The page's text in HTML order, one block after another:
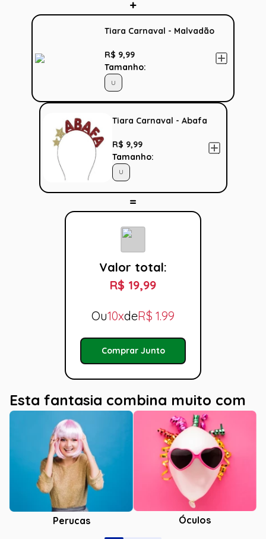
Tiara Carnaval - Malvadão
R$ 9,99
Tamanho:
U
Tiara Carnaval - Abafa
R$ 9,99
Tamanho:
U
Valor total:
R$ 19,99
Ou10xdeR$ 1.99
Comprar Junto
Esta fantasia combina muito com
Perucas Óculos